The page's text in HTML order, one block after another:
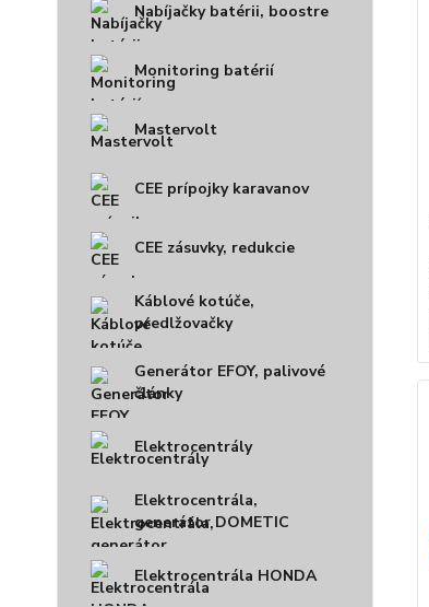
Nabíjačky batérii, boostre
Monitoring batérií
Mastervolt
CEE prípojky karavanov
CEE zásuvky, redukcie
Káblové kotúče,
predlžovačky
Generátor EFOY, palivové
články
Elektrocentrály
Elektrocentrála,
generátor DOMETIC
Elektrocentrála HONDA